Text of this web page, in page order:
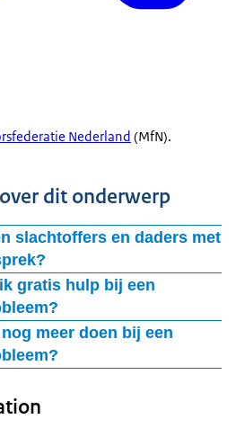
Nederland (MfN).
dit onderwerp
slachtoffers en daders met
gespecialiseerde mediator kan
en verdachten helpen om
van een strafbaar feit
te verwerken. Het kan
voor de toekomst. Dit heet
gratis hulp bij een
of probleem kunt ugratis
gevallen gratis advies en
meer doen bij een